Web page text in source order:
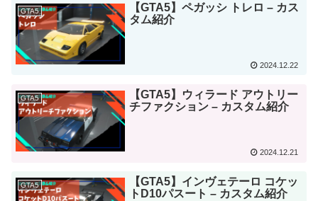
GTA5
【GTA5】ペガッシ トレロ – カス
タム紹介
2024.12.22
GTA5
【GTA5】ウィラード アウトリー
チファクション – カスタム紹介
2024.12.21
GTA5
【GTA5】インヴェテーロ コケッ
トD10パスート – カスタム紹介